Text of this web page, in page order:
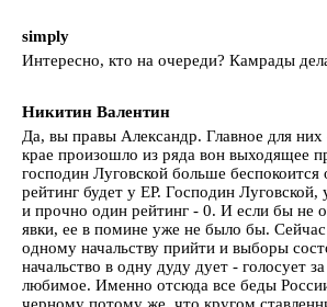
simply
Интересно, кто на очереди? Камрады
Никитин Валентин
Да, вы правы Александр. Главное для
крае произошло из ряда вон выходящее
господин Луговской больше беспокоится
рейтинг будет у ЕР. Господин Луговской,
и прочно один рейтинг - 0. И если бы не
явки, ее в помине уже не было бы.
одному начальству прийти и выборы
начальство в одну дуду дует - голосует
любимое. Именно отсюда все беды
черному потому же, что кругом